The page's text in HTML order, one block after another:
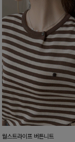
월스트라이프 버튼니트